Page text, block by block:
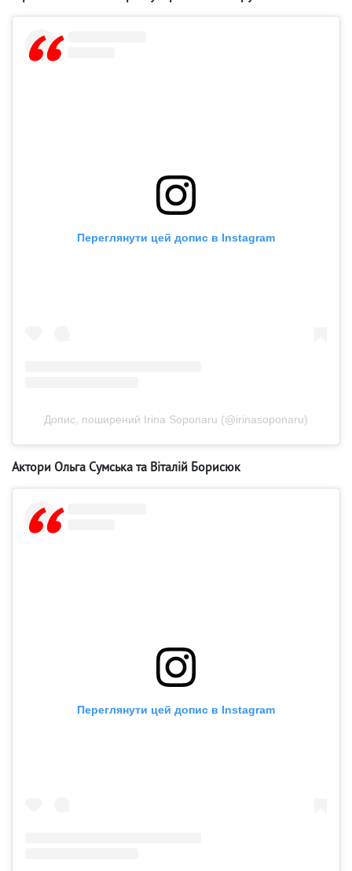
Переглянути цей допис в Instagram
Допис, поширений Irina Soponaru (@irinasoponaru)
Актори Ольга Сумська та Віталій Борисюк
Переглянути цей допис в Instagram